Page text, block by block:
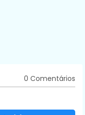
0 Comentários